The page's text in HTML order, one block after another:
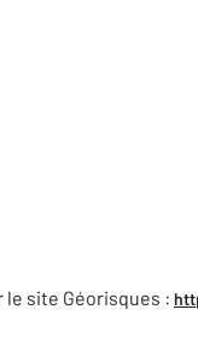
site Géorisques :